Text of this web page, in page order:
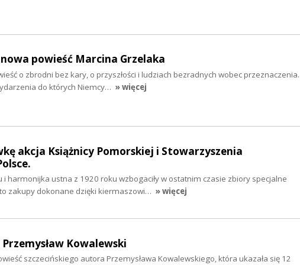
powieść Marcina Grzelaka
o zbrodni bez kary, o przyszłości i ludziach bezradnych wobec przeznaczenia.
do których Niemcy… » więcej
akcja Książnicy Pomorskiej i Stowarzyszenia
i harmonijka ustna z 1920 roku wzbogaciły w ostatnim czasie zbiory specjalne
zakupy dokonane dzięki kiermaszowi… » więcej
Kowalewski
szczecińskiego autora Przemysława Kowalewskiego, która ukazała się 12